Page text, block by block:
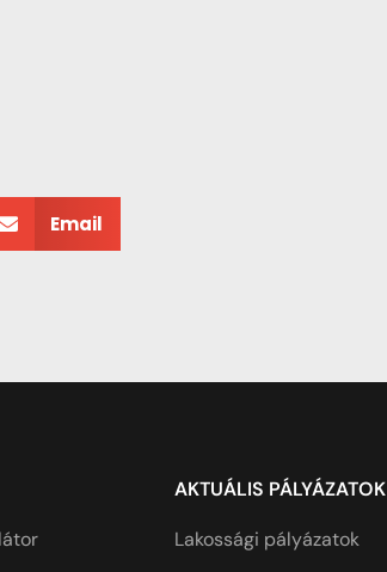
Email
AKTUÁLIS PÁLYÁZATOK
Lakossági pályázatok